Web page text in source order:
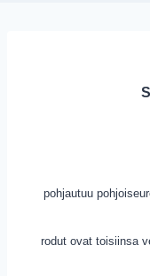
pohjautuu
rodut ovat toisiinsa